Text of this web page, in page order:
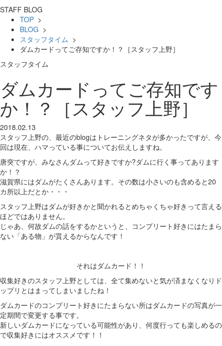
STAFF BLOG
TOP >
BLOG >
スタッフタイム >
ダムカードってご存知ですか！？［スタッフ上野］
スタッフタイム
ダムカードってご存知です
か！？［スタッフ上野］
2018.02.13
スタッフ上野の、最近のblogはトレーニングネタが多かったですが、今
回は現在、ハマっている事についてお伝えしますね。
唐突ですが、みなさんダムって好きですか?ダムに行く事ってあります
か！？
滋賀県にはダムがたくさんあります。その数は小さいのも含めると20
カ所以上だとか・・・
スタッフ上野はダムが好きかと聞かれるとめちゃくちゃ好きって言える
ほどではありません。
じゃあ、何故ダムの話をするかというと、コンプリート好きにはたまら
ない「ある物」が貰えるからなんです！
それはダムカード！！
収集好きのスタッフ上野としては、全て集めないと気が済まなくなりド
ップリとはまってしまいましたね！
ダムカードのコンプリート好きにたまらない所はダムカードの写真が一
定期間で変更する事です。
新しいダムカードになっている可能性があり、何度行っても楽しめるの
で収集好きにはオススメです！！